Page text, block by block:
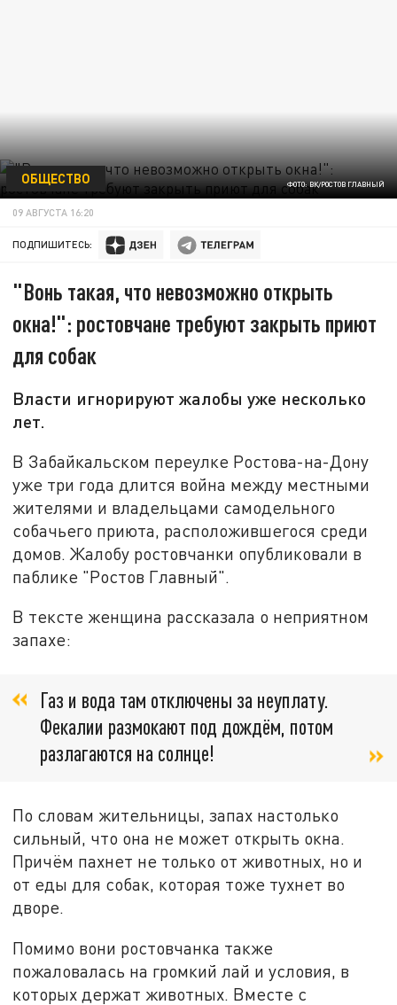
ФОТО: ВК/РОСТОВ ГЛАВНЫЙ
ОБЩЕСТВО
09 АВГУСТА 16:20
ПОДПИШИТЕСЬ:
"Вонь такая, что невозможно открыть
окна!": ростовчане требуют закрыть приют
для собак
Власти игнорируют жалобы уже несколько
лет.
В Забайкальском переулке Ростова-на-Дону
уже три года длится война между местными
жителями и владельцами самодельного
собачьего приюта, расположившегося среди
домов. Жалобу ростовчанки опубликовали в
паблике "Ростов Главный".
В тексте женщина рассказала о неприятном
запахе:
Газ и вода там отключены за неуплату.
Фекалии размокают под дождём, потом
разлагаются на солнце!
По словам жительницы, запах настолько
сильный, что она не может открыть окна.
Причём пахнет не только от животных, но и
от еды для собак, которая тоже тухнет во
дворе.
Помимо вони ростовчанка также
пожаловалась на громкий лай и условия, в
которых держат животных. Вместе с